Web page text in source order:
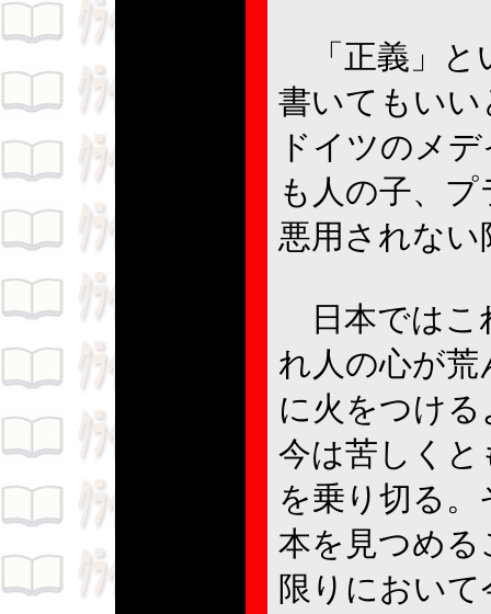
「正義」と
書いてもい
ドイツのメ
も人の子、
悪用されな
日本ではこ
れ人の心が
に火をつけ
今は苦しく
を乗り切る
本を見つめ
限りにおい